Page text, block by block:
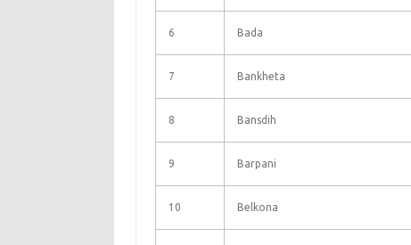
6 Bada
7 Bankheta
8 Bansdih
9 Barpani
10 Belkona